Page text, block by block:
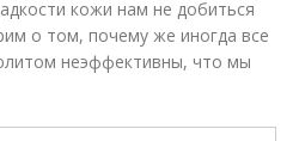
кожи нам не добиться
о том, почему же иногда все
неэффективны, что мы